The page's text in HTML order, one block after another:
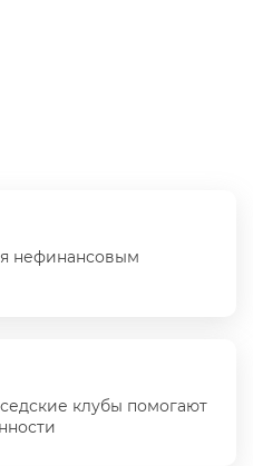
нефинансовым
клубы помогают